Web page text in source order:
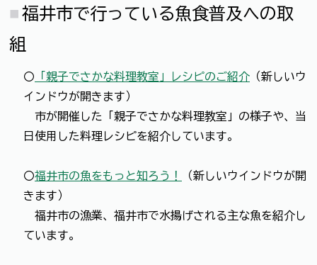
福井市で行っている魚食普及への取
組
〇 「親子でさかな料理教室」レシピのご紹介 （新しいウ
インドウが開きます）
市が開催した「親子でさかな料理教室」の様子や、当
日使用した料理レシピを紹介しています。
〇福井市の魚をもっと知ろう！
（新しいウインドウが開
きます）
福井市の漁業、福井市で水揚げされる主な魚を紹介し
ています。